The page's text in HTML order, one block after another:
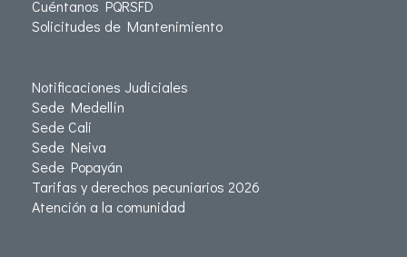
Cuéntanos PQRSFD
Solicitudes de Mantenimiento
Notificaciones Judiciales
Sede Medellín
Sede Cali
Sede Neiva
Sede Popayán
Tarifas y derechos pecuniarios 2026
Atención a la comunidad